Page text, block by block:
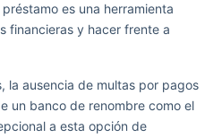
es una herramienta
financieras y hacer frente a
la ausencia de multas por pagos
un banco de renombre como el
a esta opción de